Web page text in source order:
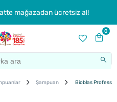
mağazadan ücretsiz al!
0
Şampuan Bioblas